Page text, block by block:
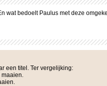
wat bedoelt Paulus met deze
een titel. Ter vergelijking:
maaien.